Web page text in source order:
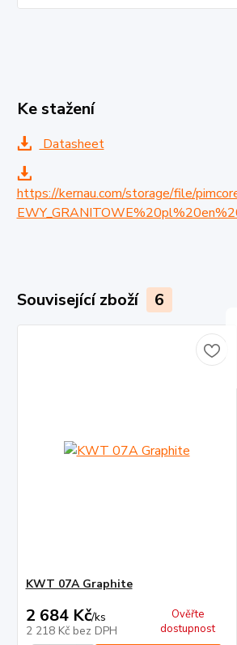
Ke stažení
Datasheet
https://kernau.com/storage/file/
Související zboží 6
KWT 07A Graphite
2 684 Kč/ks
2 218 Kč bez DPH
Ověřte
dostupnost